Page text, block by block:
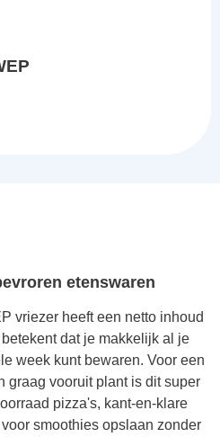
etenswaren
vriezer heeft een netto inhoud
dat je makkelijk al je
week kunt bewaren. Voor een
graag vooruit plant is dit super
pizza's, kant-en-klare
smoothies opslaan zonder